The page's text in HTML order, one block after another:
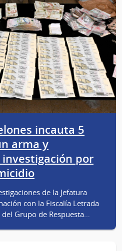
incauta 5
arma y
por
de la Jefatura
con la Fiscalía Letrada
Grupo de Respuesta…